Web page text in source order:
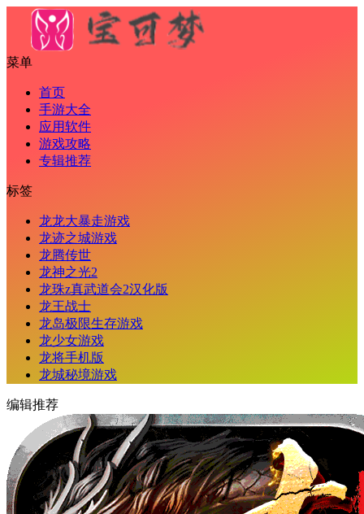
菜单
首页
手游大全
应用软件
游戏攻略
专辑推荐
标签
龙龙大暴走游戏
龙迹之城游戏
龙腾传世
龙神之光2
龙珠z真武道会2汉化版
龙王战士
龙岛极限生存游戏
龙少女游戏
龙将手机版
龙城秘境游戏
编辑推荐